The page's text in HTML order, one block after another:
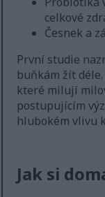
celkové
Česnek a
První studie
buňkám žít
které milují
postupujícím
hlubokém vlivu
Jak si